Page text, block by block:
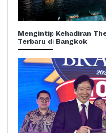
Mengintip Kehadiran
Terbaru di Bangkok